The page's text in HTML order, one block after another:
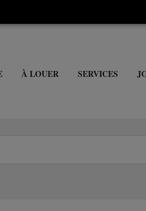
À LOUER SERVICES